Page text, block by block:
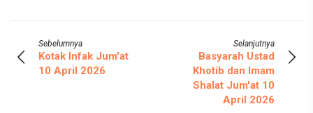
Sebelumnya
Kotak Infak Jum'at
10 April 2026
Selanjutnya
Basyarah Ustad
Khotib dan Imam
Shalat Jum'at 10
April 2026